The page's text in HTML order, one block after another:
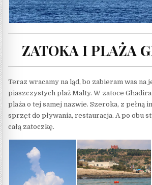
ZATOKA I PLAŻA
Teraz wracamy na ląd, bo zabieram was na
piaszczystych plaż Malty. W zatoce
plaża o tej samej nazwie. Szeroka, z pełną
sprzęt do pływania, restauracja. A po obu
całą zatoczkę.